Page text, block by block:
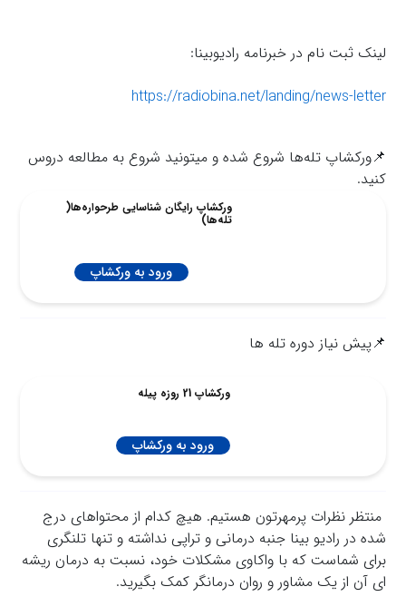
لینک ثبت نام در خبرنامه رادیوبینا:
https://radiobina.net/landing/news-letter
📌ورکشاپ تله‌ها شروع شده و میتونید شروع به مطالعه دروس
کنید.
ورکشاپ رایگان شناسایی طرحواره‌ها(
تله‌ها)
ورود به ورکشاپ
📌پیش نیاز دوره تله ها
ورکشاپ 21 روزه پیله
ورود به ورکشاپ
منتظر نظرات پرمهرتون هستیم. هیچ کدام از محتواهای درج
شده در رادیو بینا جنبه درمانی و تراپی نداشته و تنها تلنگری
برای شماست که با واکاوي مشکلات خود، نسبت به درمان ریشه
ای آن از یک مشاور و روان درمانگر کمک بگیرید.